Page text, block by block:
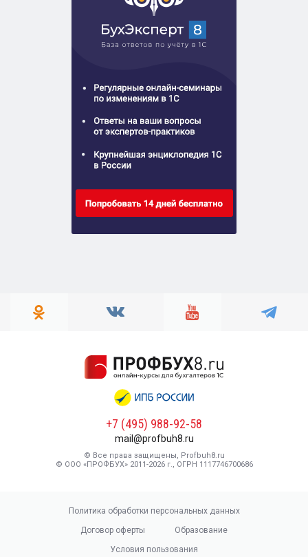
+7 (495) 988-92-58
mail@profbuh8.ru
© Все права защищены, Profbuh8.ru
© ООО «ПРОФБУХ» 2011-2026 г., ОГРН 1117746700686
Политика обработки персональных данных
Договор оферты
Образование
Условия пользования